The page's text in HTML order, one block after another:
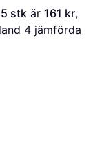
stk är 161 kr,
4 jämförda